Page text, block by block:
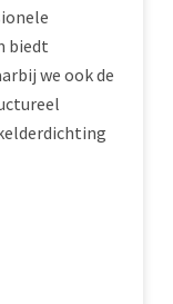
biedt
we ook de